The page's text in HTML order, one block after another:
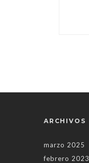
ARCHIVOS
marzo 2025
febrero 2023